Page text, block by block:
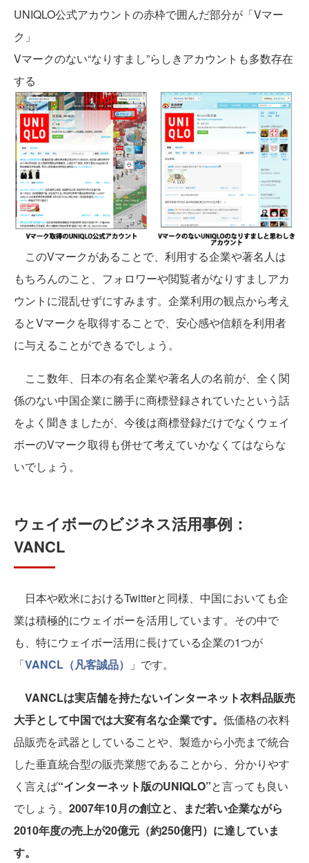
UNIQLO公式アカウントの赤枠で囲んだ部分が「Vマー
ク」
Vマークのない“なりすまし”らしきアカウントも多数存在
する
このVマークがあることで、利用する企業や著名人は
もちろんのこと、フォロワーや閲覧者がなりすましアカ
ウントに混乱せずにすみます。企業利用の観点から考え
るとVマークを取得することで、安心感や信頼を利用者
に与えることができるでしょう。
ここ数年、日本の有名企業や著名人の名前が、全く関
係のない中国企業に勝手に商標登録されていたという話
をよく聞きましたが、今後は商標登録だけでなくウェイ
ボーのVマーク取得も併せて考えていかなくてはならな
いでしょう。
ウェイボーのビジネス活用事例：
VANCL
日本や欧米におけるTwitterと同様、中国においても企
業は積極的にウェイボーを活用しています。その中で
も、特にウェイボー活用に長けている企業の1つが
「VANCL（凡客誠品） 」です。
VANCLは実店舗を持たないインターネット衣料品販売
大手として中国では大変有名な企業です。 低価格の衣料
品販売を武器としていることや、製造から小売まで統合
した垂直統合型の販売業態であることから、分かりやす
く言えば“インターネット版のUNIQLO”と言っても良い
でしょう。 2007年10月の創立と、まだ若い企業ながら
2010年度の売上が20億元（約250億円）に達していま
す。